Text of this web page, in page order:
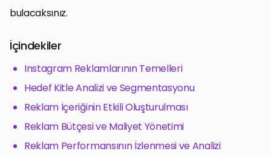
bulacaksınız.
İçindekiler
Instagram Reklamlarının Temelleri
Hedef Kitle Analizi ve Segmentasyonu
Reklam İçeriğinin Etkili Oluşturulması
Reklam Bütçesi ve Maliyet Yönetimi
Reklam Performansının İzlenmesi ve Analizi